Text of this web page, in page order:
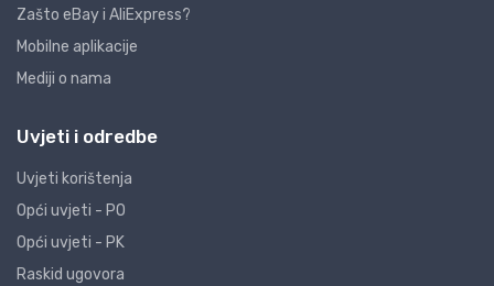
Zašto eBay i AliExpress?
Mobilne aplikacije
Mediji o nama
Uvjeti i odredbe
Uvjeti korištenja
Opći uvjeti - PO
Opći uvjeti - PK
Raskid ugovora